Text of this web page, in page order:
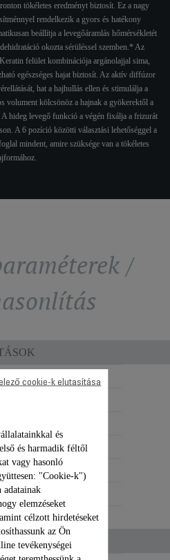
tökéletes eredményt biztosít. Ez a nagy
rendelkezik a gyors és hatékony
beállítja a levegőáramlás hőmérsékletét
okozta sérüléssel szemben.* Az
felület kombinációja argánolajjal sima,
egészséges hajat biztosít. Az aktív diffúzor
hat a hajhullás ellen és stimulálja a
volument kölcsönöz a hajnak a gyökerektől a
hideg levegő funkció a végén fixálja a frizurát
A 6 pozíció közötti választási lehetőséggel a
mindent, amire szüksége van a tökéletes
/
2400 W
Kasmír keratin
és
és harmadik féltől
vagy hasonló
"Cookie-k")
adatainak
elemzéseket
célzott hirdetéseket
az Ön
tevékenységei
cookie-k elutasítása